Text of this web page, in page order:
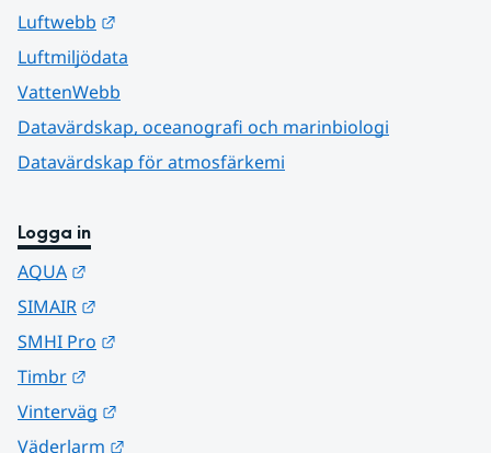
Luftwebb
Luftmiljödata
VattenWebb
Datavärdskap, oceanografi och marinbiologi
Datavärdskap för atmosfärkemi
Logga in
AQUA
SIMAIR
SMHI Pro
Timbr
Vinterväg
Väderlarm